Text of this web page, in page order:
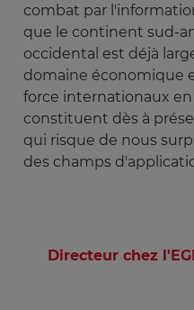
combat par
que le continent sud-
occidental est déjà
domaine économique
force internationaux
constituent dès à
qui risque de nous
des champs
Directeur chez